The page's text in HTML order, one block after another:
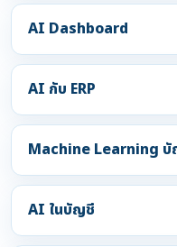
AI Dashboard
AI กับ ERP
Machine Learning
AI ในบัญชี